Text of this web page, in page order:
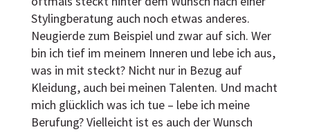
Stylingberatung auch noch etwas anderes.
Neugierde zum Beispiel und zwar auf sich. Wer
bin ich tief im meinem Inneren und lebe ich aus,
was in mit steckt? Nicht nur in Bezug auf
Kleidung, auch bei meinen Talenten. Und macht
mich glücklich was ich tue – lebe ich meine
Berufung? Vielleicht ist es auch der Wunsch